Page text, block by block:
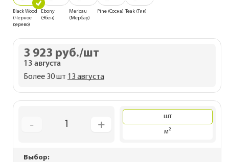
Black Wood
(Черное
дерево)
Ebony
(Эбен)
Merbau
(Мербау)
Pine (Сосна) Teak (Тик)
3 923 руб./шт
13 августа
Более 30 шт 13 августа
- 1 +
шт
м²
Выбор: